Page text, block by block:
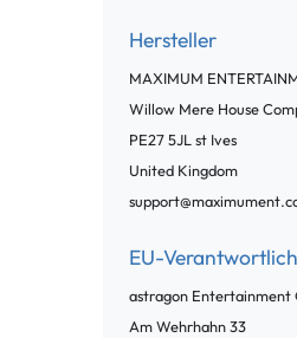
Hersteller
MAXIMUM
Willow Mere House
PE27 5JLst Ives
United Kingdom
EU-
astragon Entertainment
Am Wehrhahn33